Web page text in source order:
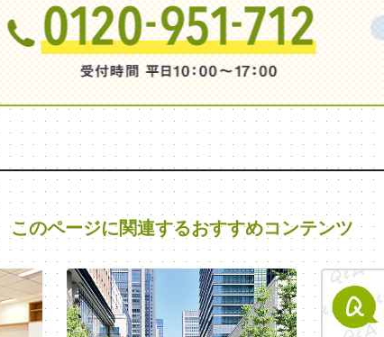
このページに関連するおすすめコンテンツ